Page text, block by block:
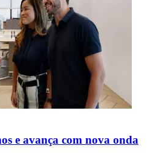
e avança com nova onda